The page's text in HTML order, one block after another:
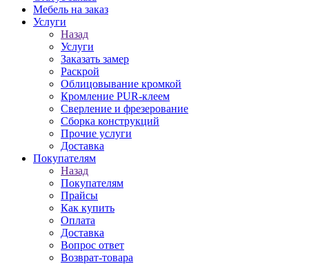
Мебель на заказ
Услуги
Назад
Услуги
Заказать замер
Раскрой
Облицовывание кромкой
Кромление PUR-клеем
Сверление и фрезерование
Сборка конструкций
Прочие услуги
Доставка
Покупателям
Назад
Покупателям
Прайсы
Как купить
Оплата
Доставка
Вопрос ответ
Возврат-товара